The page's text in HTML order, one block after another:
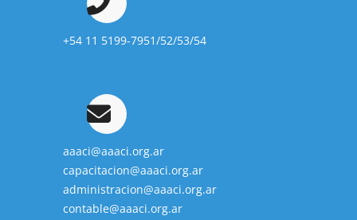
+54 11 5199-7951/52/53/54
aaaci@aaaci.org.ar
capacitacion@aaaci.org.ar
administracion@aaaci.org.ar
contable@aaaci.org.ar